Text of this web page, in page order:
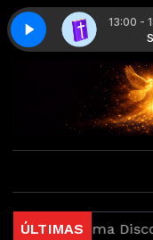
13:00 -
Parte 11
ÚLTIMASDiscord